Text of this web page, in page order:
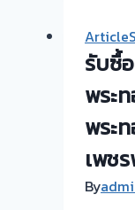
รับซื้
พระ
พระ
เพช
By